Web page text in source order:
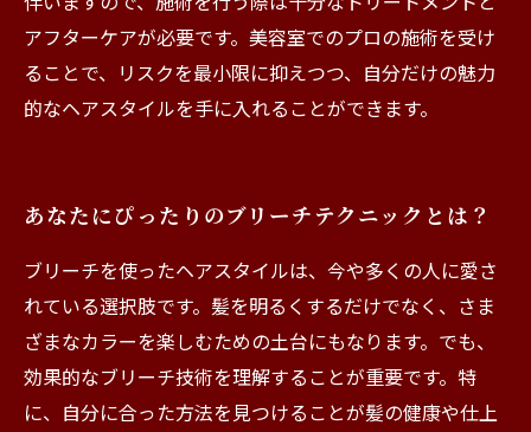
アフターケアが必要です。美容室でのプロの施術を受け
ることで、リスクを最小限に抑えつつ、自分だけの魅力
的なヘアスタイルを手に入れることができます。
あなたにぴったりのブリーチテクニックとは？
ブリーチを使ったヘアスタイルは、今や多くの人に愛さ
れている選択肢です。髪を明るくするだけでなく、さま
ざまなカラーを楽しむための土台にもなります。でも、
効果的なブリーチ技術を理解することが重要です。特
に、自分に合った方法を見つけることが髪の健康や仕上